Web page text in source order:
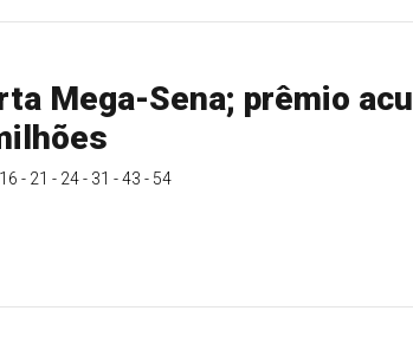
Mega-Sena; prêmio
- 21 - 24 - 31 - 43 - 54